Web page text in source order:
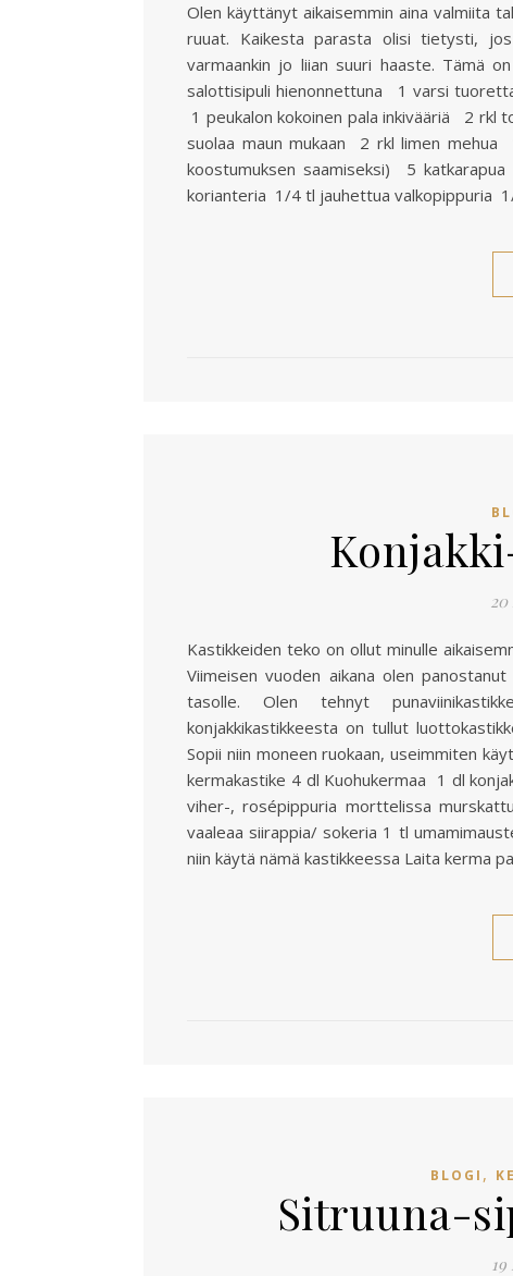
Olen käyttänyt aikaisemmin aina valmiita
ruuat. Kaikesta parasta olisi tietysti,
varmaankin jo liian suuri haaste. Tämä
salottisipuli hienonnettuna 1 varsi
1 peukalon kokoinen pala inkivääriä 2
suolaa maun mukaan 2 rkl limen
koostumuksen saamiseksi) 5
korianteria 1/4 tl jauhettua valkopippuria
20
Kastikkeiden teko on ollut minulle
Viimeisen vuoden aikana olen
tasolle. Olen tehnyt
konjakkikastikkeesta on tullut
Sopii niin moneen ruokaan, useimmiten
kermakastike 4 dl Kuohukermaa 1 dl
viher-, rosépippuria morttelissa
vaaleaa siirappia/ sokeria 1 tl
niin käytä nämä kastikkeessa Laita kerma
BLOGI ,
Sitruuna-